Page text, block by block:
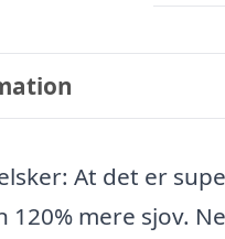
At det er
mere sjov.